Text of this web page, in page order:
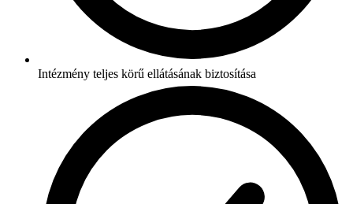
Intézmény teljes körű ellátásának biztosítása